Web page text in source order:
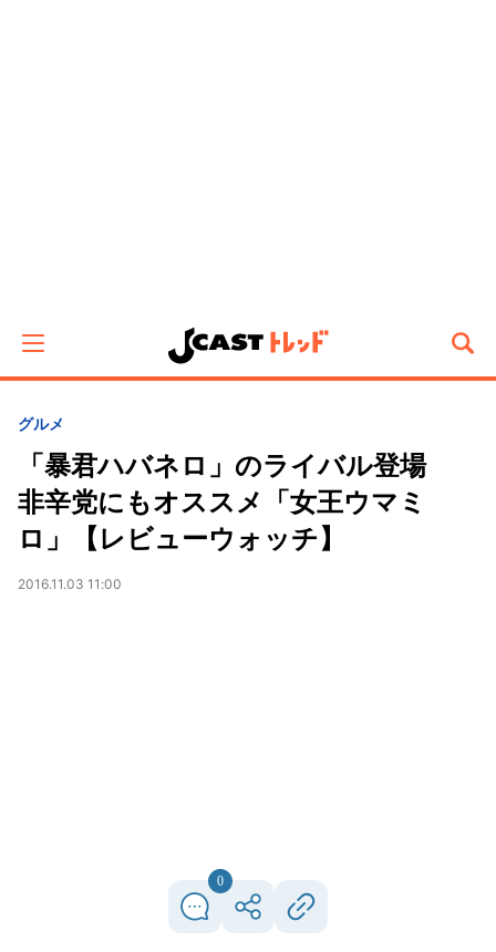
グルメ
「暴君ハバネロ」のライバル登場
非辛党にもオススメ「女王ウマミ
ロ」【レビューウォッチ】
2016.11.03 11:00
0